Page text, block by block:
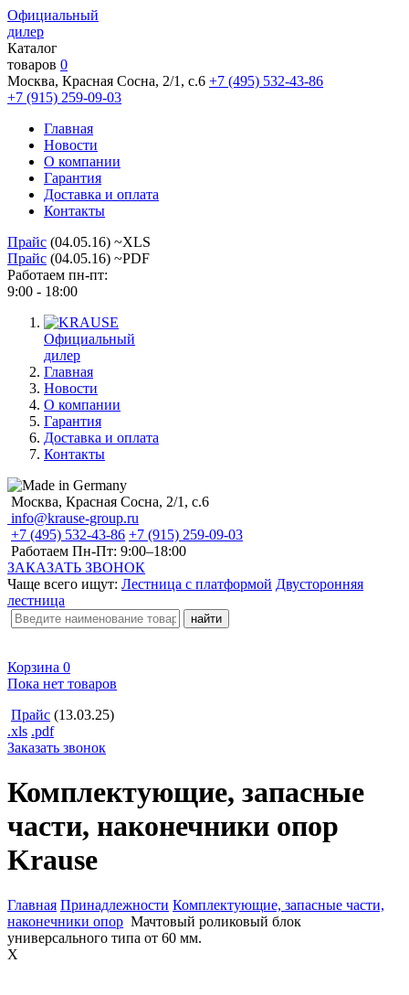
Официальный
дилер
Каталог
товаров 0
Москва, Красная Сосна, 2/1, с.6 +7 (495) 532-43-86
+7 (915) 259-09-03
Главная
Новости
О компании
Гарантия
Доставка и оплата
Контакты
Прайс (04.05.16) ~XLS
Прайс (04.05.16) ~PDF
Работаем пн-пт:
9:00 - 18:00
Официальный
дилер
Главная
Новости
О компании
Гарантия
Доставка и оплата
Контакты
Москва, Красная Сосна, 2/1, с.6
info@krause-group.ru
+7 (495) 532-43-86 +7 (915) 259-09-03
Работаем Пн-Пт: 9:00–18:00
ЗАКАЗАТЬ ЗВОНОК
Чаще всего ищут: Лестница с платформой Двусторонняя
лестница
Корзина 0
Пока нет товаров
Прайс (13.03.25)
.xls .pdf
Заказать звонок
Комплектующие, запасные
части, наконечники опор
Krause
Главная Принадлежности Комплектующие, запасные части,
наконечники опор Мачтовый роликовый блок
универсального типа от 60 мм.
X